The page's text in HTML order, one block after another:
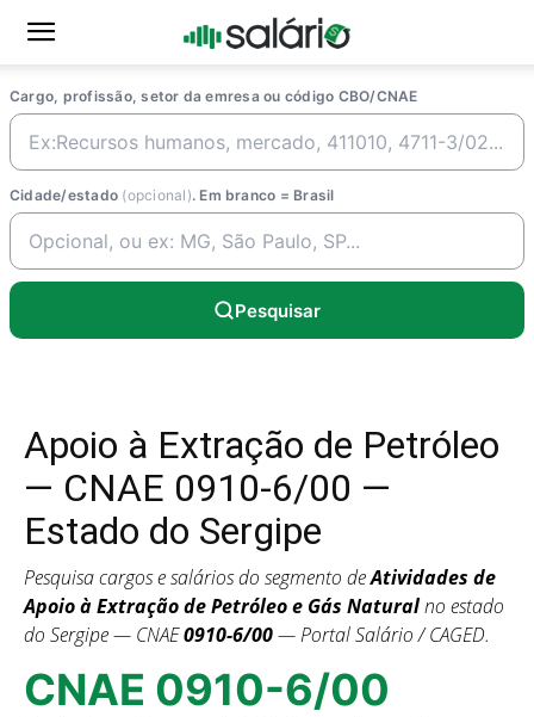
Cargo, profissão, setor da emresa ou código CBO/CNAE
Cidade/estado (opcional). Em branco = Brasil
Pesquisar
Apoio à Extração de Petróleo
— CNAE 0910-6/00 —
Estado do Sergipe
Pesquisa cargos e salários do segmento deAtividades de
Apoio à Extração de Petróleo e Gás Naturalno estado
do Sergipe — CNAE0910-6/00— Portal Salário / CAGED.
CNAE 0910-6/00